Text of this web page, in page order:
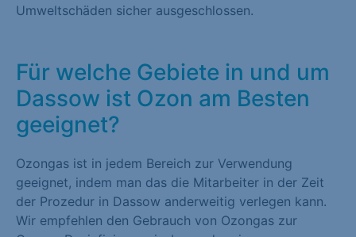
Umweltschäden sicher ausgeschlossen.
Für welche Gebiete in und um
Dassow ist Ozon am Besten
geeignet?
Ozongas ist in jedem Bereich zur Verwendung
geeignet, indem man das die Mitarbeiter in der Zeit
der Prozedur in Dassow anderweitig verlegen kann.
Wir empfehlen den Gebrauch von Ozongas zur